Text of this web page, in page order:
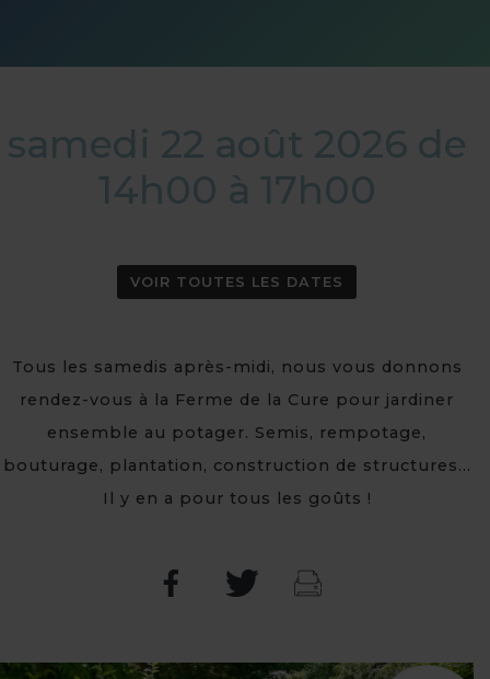
samedi 22 août 2026 de
14h00 à 17h00
VOIR TOUTES LES DATES
Tous les samedis après-midi, nous vous donnons
rendez-vous à la Ferme de la Cure pour jardiner
ensemble au potager. Semis, rempotage,
bouturage, plantation, construction de structures...
Il y en a pour tous les goûts !